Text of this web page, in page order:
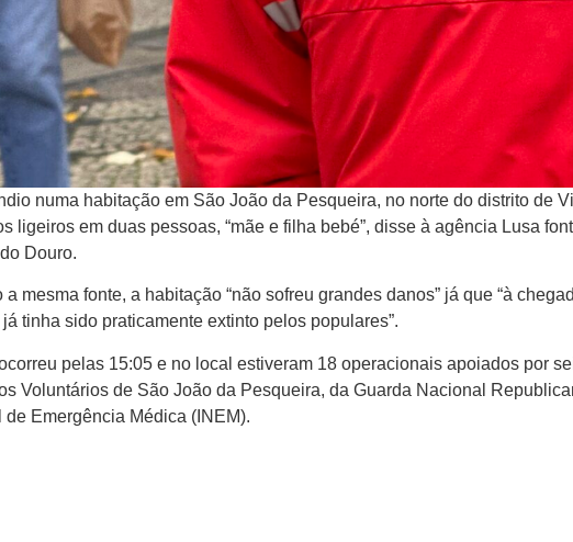
numa habitação em São João da Pesqueira, no norte do distrito de
ligeiros em duas pessoas, “mãe e filha bebé”, disse à agência Lusa
Douro.
a mesma fonte, a habitação “não sofreu grandes danos” já que “à
tinha sido praticamente extinto pelos populares”.
pelas 15:05 e no local estiveram 18 operacionais apoiados por
Voluntários de São João da Pesqueira, da Guarda Nacional
de Emergência Médica (INEM).